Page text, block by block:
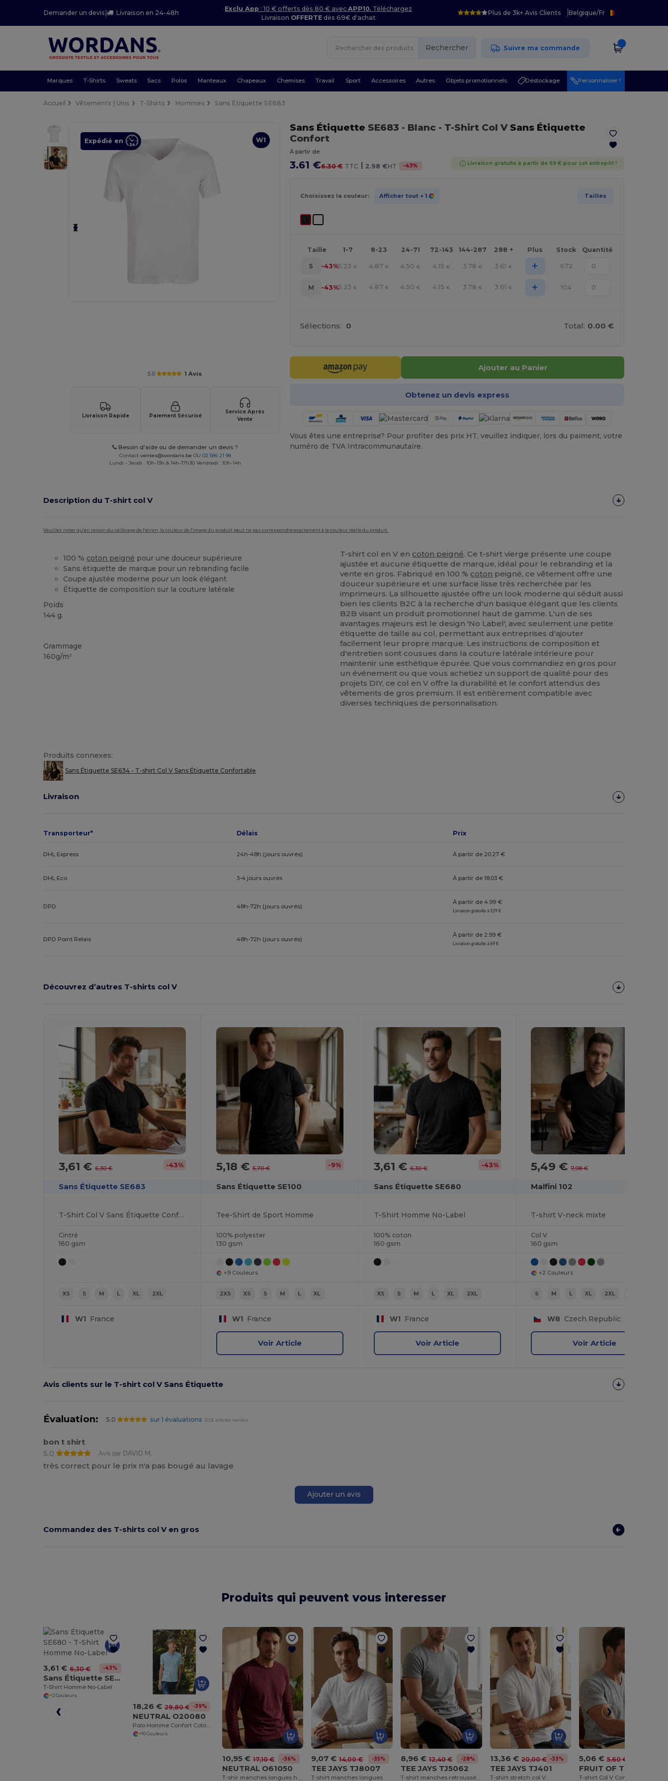
Demander un devis | Livraison en 24-48h
Exclu App : 10 € offerts dès 80 € avecAPP10. Téléchargez
Livraison OFFERTE dès 69€ d'achat
Plus de 3k+ Avis Clients Belgique/Fr
Rechercher Suivre ma commande
Marques T-Shirts Sweats Sacs Polos Manteaux Chapeaux Chemises Travail Sport Accessoires Autres Objets promotionnels Déstockage Personnaliser !
Accueil Vêtements | Unis T-Shirts Hommes Sans Étiquette SE683
W1
Expédié en
5.0 1 Avis
Livraison Rapide Paiement Sécurisé
Service Après
Vente
Besoin d'aide ou de demander un devis ?
Contactventes@wordans.be OU02 586 21 98
Lundi - Jeudi : 10h-13h & 14h-17h30 Vendredi : 10h-14h
Sans Étiquette SE683 - Blanc- T-Shirt Col V Sans Étiquette
Confort
À partir de
3.61 €6.30 € TTC | 2.98 €HT -43% Livraison gratuite à partir de 69 € pour cet entrepôt !
Choisissez la couleur: Afficher tout + 1 Tailles
Taille 1-7 8-23 24-71 72-143 144-287 288 + Plus Stock Quantité
S -43%5.23 € 4.87 € 4.50 € 4.15 € 3.78 € 3.61 € + 672
M -43%5.23 € 4.87 € 4.50 € 4.15 € 3.78 € 3.61 € + 104
Sélections: 0 Total: 0.00 €
Ajouter au Panier
Obtenez un devis express
Vous êtes une entreprise? Pour profiter des prix HT, veuillez indiquer, lors du paiment, votre
numéro de TVA Intracommunautaire.
Description du T‑shirt col V
Veuillez noter qu'en raison du calibrage de l'écran, la couleur de l'image du produit peut ne pas correspondre exactement à la couleur réelle du produit.
100 % coton peigné pour une douceur supérieure
Sans étiquette de marque pour un rebranding facile
Coupe ajustée moderne pour un look élégant
Étiquette de composition sur la couture latérale
Poids
144 g.
Grammage
160g/m²
T-shirt col en V en coton peigné. Ce t-shirt vierge présente une coupe
ajustée et aucune étiquette de marque, idéal pour le rebranding et la
vente en gros. Fabriqué en 100 % coton peigné, ce vêtement offre une
douceur supérieure et une surface lisse très recherchée par les
imprimeurs. La silhouette ajustée offre un look moderne qui séduit aussi
bien les clients B2C à la recherche d'un basique élégant que les clients
B2B visant un produit promotionnel haut de gamme. L'un de ses
avantages majeurs est le design 'No Label', avec seulement une petite
étiquette de taille au col, permettant aux entreprises d'ajouter
facilement leur propre marque. Les instructions de composition et
d'entretien sont cousues dans la couture latérale intérieure pour
maintenir une esthétique épurée. Que vous commandiez en gros pour
un événement ou que vous achetiez un support de qualité pour des
projets DIY, ce col en V offre la durabilité et le confort attendus des
vêtements de gros premium. Il est entièrement compatible avec
diverses techniques de personnalisation.
Produits connexes:
Sans Étiquette SE634 - T-shirt Col V Sans Étiquette Confortable
Livraison
Transporteur* Délais Prix
DHL Express 24h-48h (jours ouvrés) À partir de 20.27 €
DHL Eco 3-4 jours ouvrés À partir de 18.03 €
DPD 48h-72h (jours ouvrés)
À partir de 4.99 €
Livraison gratuite à 129 €
DPD Point Relais 48h-72h (jours ouvrés)
À partir de 2.99 €
Livraison gratuite à 69 €
Découvrez d’autres T‑shirts col V
3,61 €6,30 € -43%
Sans Étiquette SE683
T-Shirt Col V Sans Étiquette Confort
Cintré
160 gsm
XS S M L XL 2XL
W1 France
5,18 € 5,70 € -9%
Sans Étiquette SE100
Tee-Shirt de Sport Homme
100% polyester
130 gsm
+9 Couleurs
2XS XS S M L XL
W1 France
Voir Article
3,61 €6,30 € -43%
Sans Étiquette SE680
T-Shirt Homme No-Label
100% coton
160 gsm
XS S M L XL 2XL
W1 France
Voir Article
5,49 €7,98 €
Malfini 102
T-shirt V-neck mixte
Col V
160 gsm
+2 Couleurs
S M L XL 2XL
W8 Czech Republic
Voir Article
Avis clients sur le T‑shirt col V Sans Étiquette
Évaluation: 5.0 sur 1 évaluations 818 articles vendus
bon t shirt
5.0
Avis par DAVID M.
très correct pour le prix n'a pas bougé au lavage
Ajouter un avis
Commandez des T‑shirts col V en gros
Produits qui peuvent vous interesser
3,61 € 6,30 € -43%
Sans Étiquette SE680
T-Shirt Homme No-Label
+2 Couleurs
18,26 € 29,80 € -39%
NEUTRAL O20080
+10 Couleurs
10,95 € 17,10 € -36%
NEUTRAL O61050
T-shir manches longues homme
9,07 € 14,00 € -35%
TEE JAYS TJ8007
T-shirt manches longues
8,96 € 12,40 € -28%
TEE JAYS TJ5062
T-shirt manches retroussées
13,36 € 20,00 € -33%
TEE JAYS TJ401
T-shirt stretch col V
5,06 € 5,60 €